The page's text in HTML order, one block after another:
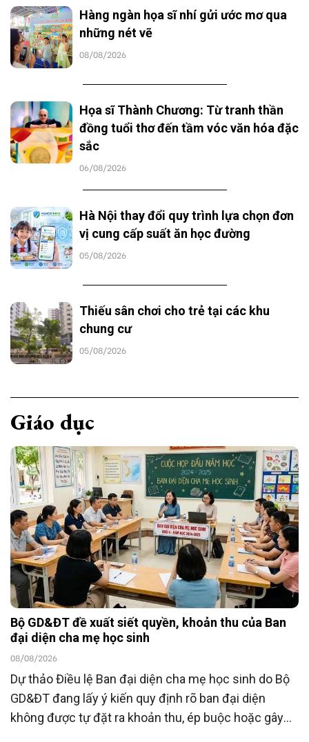
Hàng ngàn họa sĩ nhí gửi ước mơ qua
những nét vẽ
08/08/2026
Họa sĩ Thành Chương: Từ tranh thần
đồng tuổi thơ đến tầm vóc văn hóa đặc
sắc
06/08/2026
Hà Nội thay đổi quy trình lựa chọn đơn
vị cung cấp suất ăn học đường
05/08/2026
Thiếu sân chơi cho trẻ tại các khu
chung cư
05/08/2026
Giáo dục
Bộ GD&ĐT đề xuất siết quyền, khoản thu của Ban
đại diện cha mẹ học sinh
08/08/2026
Dự thảo Điều lệ Ban đại diện cha mẹ học sinh do Bộ
GD&ĐT đang lấy ý kiến quy định rõ ban đại diện
không được tự đặt ra khoản thu, ép buộc hoặc gây